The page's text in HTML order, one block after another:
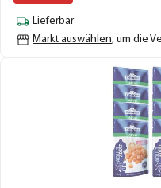
Lieferbar
Markt auswählen, um die